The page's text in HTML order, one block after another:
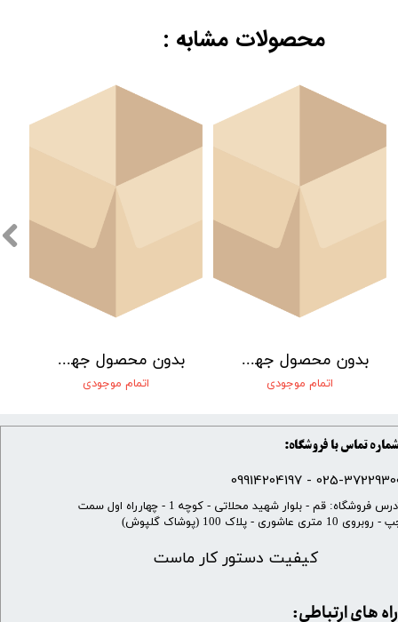
بدون محصول جهت نمایش
اتمام موجودی
بدون محصول جهت نمایش
اتمام موجودی
محصولات مشابه :
شماره تماس با فروشگاه:
025-37229300 -
کیفیت دستور کار ماست
​آدرس فروشگاه: قم - بلوار شهید محلاتی - کوچه 1 - چهارراه اول سمت
10 متری عاشوری - پلاک 100 (پوشاک گلپوش)
​​راه های ارتباطی: